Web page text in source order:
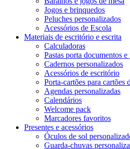
Jogos e brinquedos
Peluches personalizados
Acessórios de Escola
Materiais de escritório e escrita
Calculadoras
Pastas porta documentos
Cadernos personalizados
Acessórios de escritório
Porta-cartões para cartões
Agendas personalizadas
Calendários
Welcome pack
Marcadores favoritos
Presentes e acessórios
Óculos de sol
Guarda-chuvas